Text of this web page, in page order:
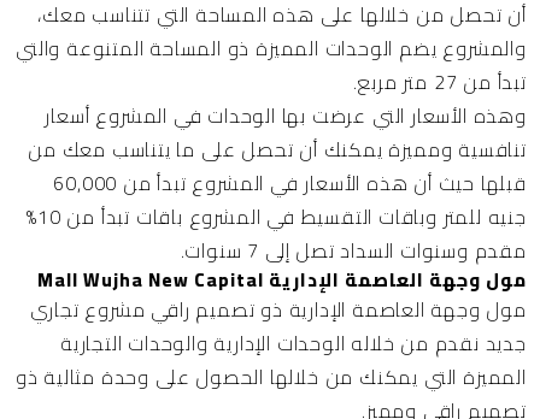
أن تحصل من خلالها على هذه المساحة التي تتناسب معك،
والمشروع يضم الوحدات المميزة ذو المساحة المتنوعة والتي
تبدأ من 27 متر مربع.
وهذه الأسعار التي عرضت بها الوحدات في المشروع أسعار
تنافسية ومميزة يمكنك أن تحصل على ما يتناسب معك من
قبلها حيث أن هذه الأسعار في المشروع تبدأ من 60,000
جنيه للمتر وباقات التقسيط في المشروع باقات تبدأ من 10%
مقدم وسنوات السداد تصل إلى 7 سنوات.
مول وجهة العاصمة الإدارية Mall Wujha New Capital
مول وجهة العاصمة الإدارية ذو تصميم راقي مشروع تجاري
جديد نقدم من خلاله الوحدات الإدارية والوحدات التجارية
المميزة التي يمكنك من خلالها الحصول على وحدة مثالية ذو
تصميم راقي ومميز.